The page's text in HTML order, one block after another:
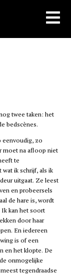
twee taken: het
bedscènes.
eenvoudig, zo
moet na afloop niet
te
ik schrijf, als ik
uitgaat. Ze leest
en probeersels
de hare is, wordt
kan het soort
door haar
En iedereen
is of een
en het klopte. De
onmogelijke
tegendraadse